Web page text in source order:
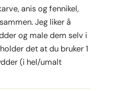
anis og fennikel,
Jeg liker å
og male dem selv i
det at du bruker 1
(i hel/umalt